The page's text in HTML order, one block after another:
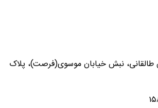
طالقانی، نبش خیابان موسوی(فرصت)، پلاک